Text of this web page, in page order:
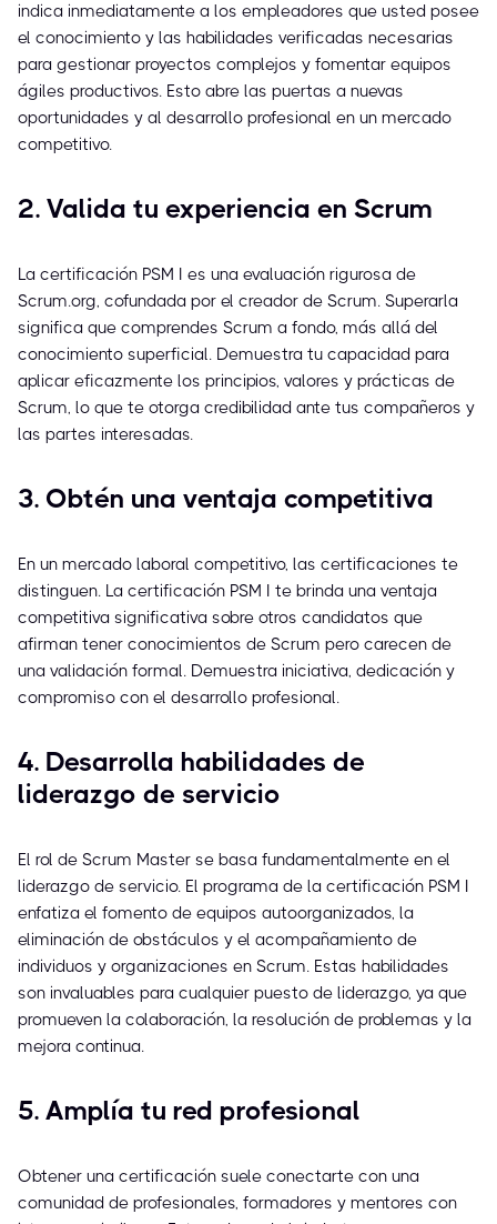
indica inmediatamente a los empleadores que usted posee
el conocimiento y las habilidades verificadas necesarias
para gestionar proyectos complejos y fomentar equipos
ágiles productivos. Esto abre las puertas a nuevas
oportunidades y al desarrollo profesional en un mercado
competitivo.
2. Valida tu experiencia en Scrum
La certificación PSM I es una evaluación rigurosa de
Scrum.org, cofundada por el creador de Scrum. Superarla
significa que comprendes Scrum a fondo, más allá del
conocimiento superficial. Demuestra tu capacidad para
aplicar eficazmente los principios, valores y prácticas de
Scrum, lo que te otorga credibilidad ante tus compañeros y
las partes interesadas.
3. Obtén una ventaja competitiva
En un mercado laboral competitivo, las certificaciones te
distinguen. La certificación PSM I te brinda una ventaja
competitiva significativa sobre otros candidatos que
afirman tener conocimientos de Scrum pero carecen de
una validación formal. Demuestra iniciativa, dedicación y
compromiso con el desarrollo profesional.
4. Desarrolla habilidades de
liderazgo de servicio
El rol de Scrum Master se basa fundamentalmente en el
liderazgo de servicio. El programa de la certificación PSM I
enfatiza el fomento de equipos autoorganizados, la
eliminación de obstáculos y el acompañamiento de
individuos y organizaciones en Scrum. Estas habilidades
son invaluables para cualquier puesto de liderazgo, ya que
promueven la colaboración, la resolución de problemas y la
mejora continua.
5. Amplía tu red profesional
Obtener una certificación suele conectarte con una
comunidad de profesionales, formadores y mentores con